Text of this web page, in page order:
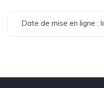
Date de mise en ligne :